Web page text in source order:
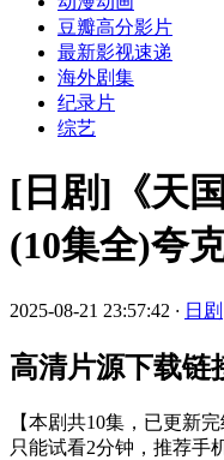
豆瓣高分影片
最新影视速递
海外剧集
纪录片
综艺
[日剧]《天
(10集全)夸
2025-08-21 23:57:42 · 日剧
高清片源下载链
【本剧共10集，已更新
只能试看2分钟，推荐手